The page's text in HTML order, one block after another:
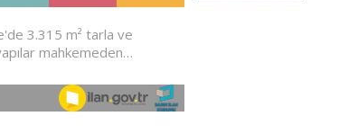
GÜNDEMDE NELER
OLMALI?